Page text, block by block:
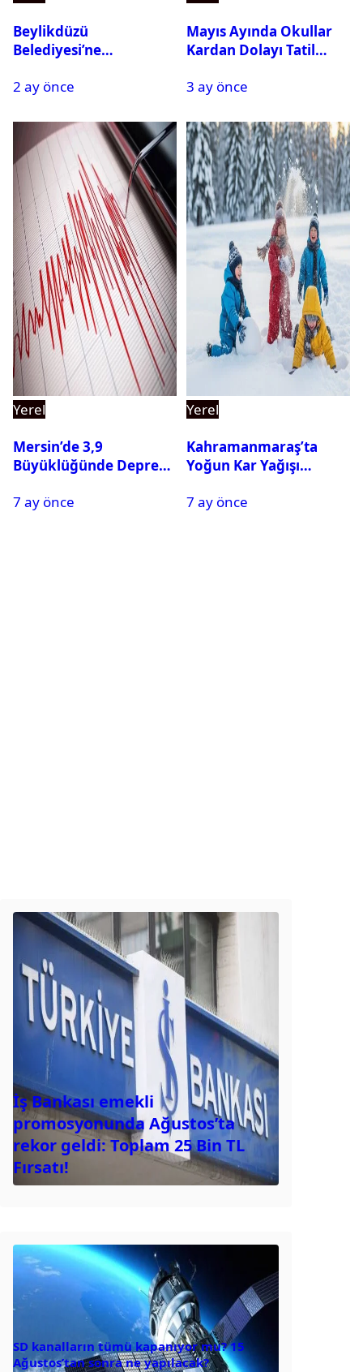
Beylikdüzü
Belediyesi’ne
Gözaltına Alındı
2 ay önce
Mayıs Ayında Okullar
Kardan Dolayı Tatil
3 ay önce
Yerel
Mersin’de 3,9
Büyüklüğünde Deprem
7 ay önce
Yerel
Kahramanmaraş’ta
Yoğun Kar Yağışı
Tatil
7 ay önce
İş Bankası emekli
promosyonunda Ağustos’ta
rekor geldi: Toplam 25 Bin TL
Fırsatı!
SD kanalların tümü kapanıyor mu? 15
Ağustos’tan sonra ne yapılacak?